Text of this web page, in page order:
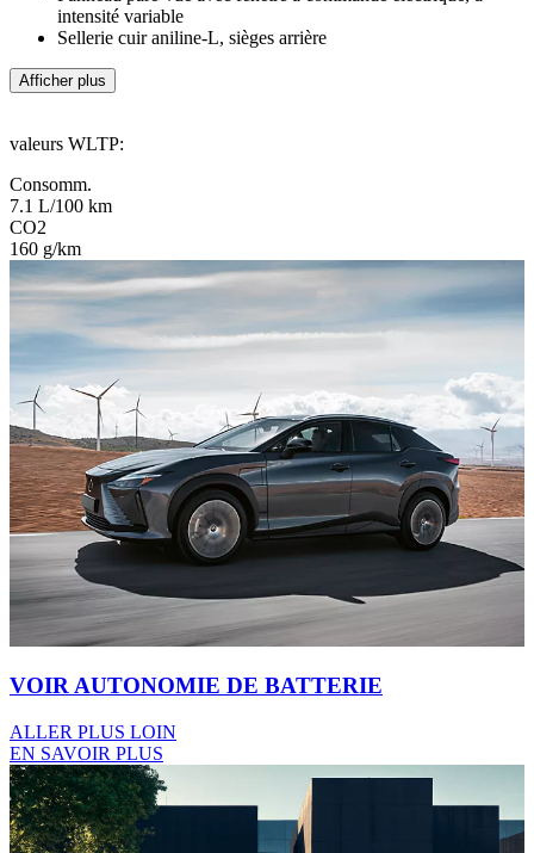
Dès
CHF 154'900.00
Découvrir le modèle
Caractéristiques